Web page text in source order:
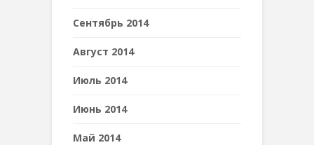
Сентябрь 2014
Август 2014
Июль 2014
Июнь 2014
Май 2014